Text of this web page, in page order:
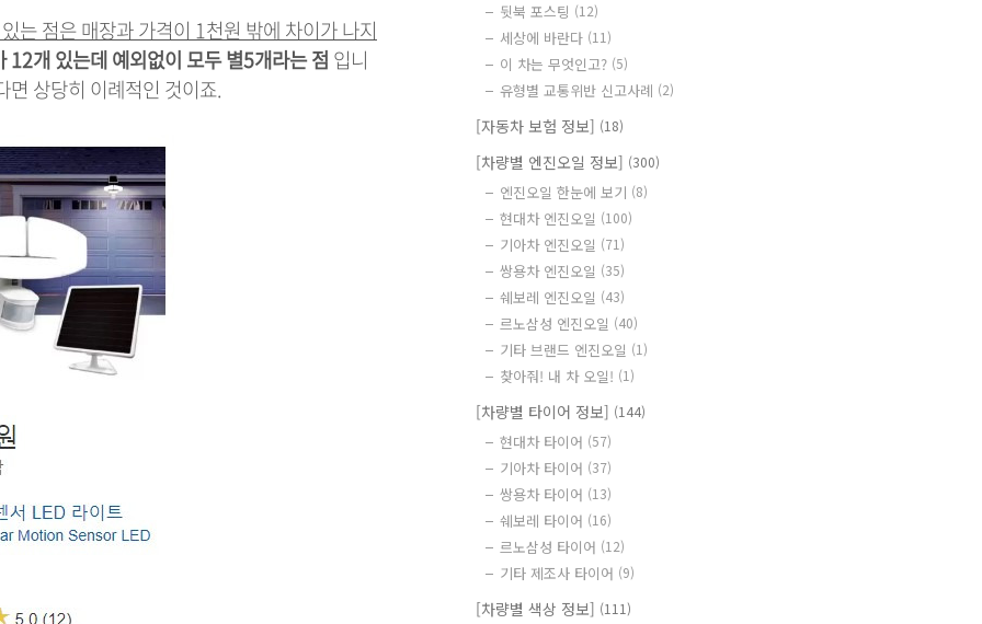
는 점은 매장과 가격이 1천원 밖에 차이가 나지
12개 있는데 예외없이 모두 별5개라는 점 입니
면 상당히 이례적인 것이죠.
뒷북 포스팅 (12)
세상에 바란다 (11)
이 차는 무엇인고? (5)
유형별 교통위반 신고사례 (2)
[자동차 보험 정보] (18)
[차량별 엔진오일 정보] (300)
엔진오일 한눈에 보기 (8)
현대차 엔진오일 (100)
기아차 엔진오일 (71)
쌍용차 엔진오일 (35)
쉐보레 엔진오일 (43)
르노삼성 엔진오일 (40)
기타 브랜드 엔진오일 (1)
찾아줘! 내 차 오일! (1)
[차량별 타이어 정보] (144)
현대차 타이어 (57)
기아차 타이어 (37)
쌍용차 타이어 (13)
쉐보레 타이어 (16)
르노삼성 타이어 (12)
기타 제조사 타이어 (9)
[차량별 색상 정보] (111)